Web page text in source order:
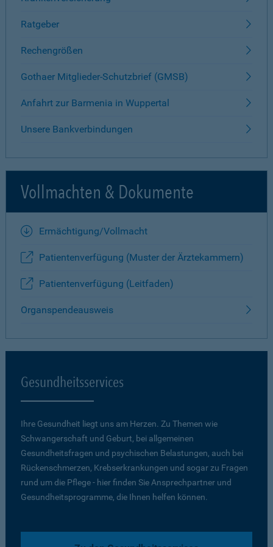
Ratgeber
Rechengrößen
Gothaer Mitglieder-Schutzbrief (GMSB)
Anfahrt zur Barmenia in Wuppertal
Unsere Bankverbindungen
Vollmachten & Dokumente
Ermächtigung/Vollmacht
Patientenverfügung (Muster der Ärztekammern)
Patientenverfügung (Leitfaden)
Organspendeausweis
Gesundheitsservices
Ihre Gesundheit liegt uns am Herzen. Zu Themen wie
Schwangerschaft und Geburt, bei allgemeinen
Gesundheitsfragen und psychischen Belastungen, auch bei
Rückenschmerzen, Krebserkrankungen und sogar zu Fragen
rund um die Pflege - hier finden Sie Ansprechpartner und
Gesundheitsprogramme, die Ihnen helfen können.